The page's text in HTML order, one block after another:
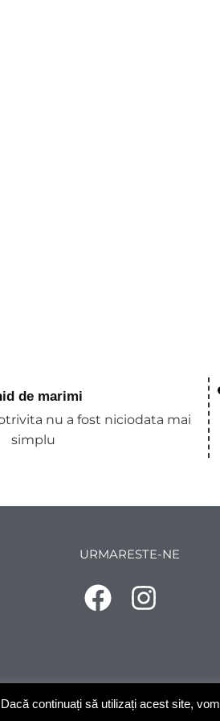
de marimi
nu a fost niciodata mai
simplu
URMARESTE-NE
continuați să utilizați acest site, vom